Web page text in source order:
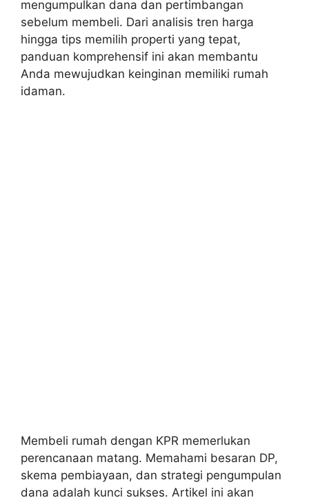
mengumpulkan dana dan pertimbangan
sebelum membeli. Dari analisis tren harga
hingga tips memilih properti yang tepat,
panduan komprehensif ini akan membantu
Anda mewujudkan keinginan memiliki rumah
idaman.
Membeli rumah dengan KPR memerlukan
perencanaan matang. Memahami besaran DP,
skema pembiayaan, dan strategi pengumpulan
dana adalah kunci sukses. Artikel ini akan